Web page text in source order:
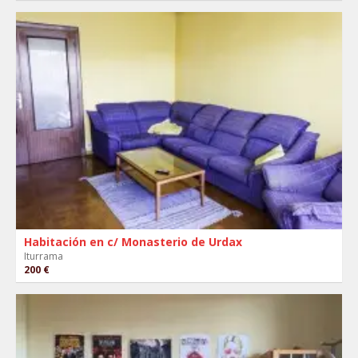
Habitación en c/ Monasterio de Urdax
Iturrama
200 €